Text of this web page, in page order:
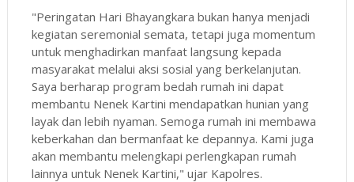
"Peringatan Hari Bhayangkara bukan hanya menjadi
kegiatan seremonial semata, tetapi juga momentum
untuk menghadirkan manfaat langsung kepada
masyarakat melalui aksi sosial yang berkelanjutan.
Saya berharap program bedah rumah ini dapat
membantu Nenek Kartini mendapatkan hunian yang
layak dan lebih nyaman. Semoga rumah ini membawa
keberkahan dan bermanfaat ke depannya. Kami juga
akan membantu melengkapi perlengkapan rumah
lainnya untuk Nenek Kartini," ujar Kapolres.